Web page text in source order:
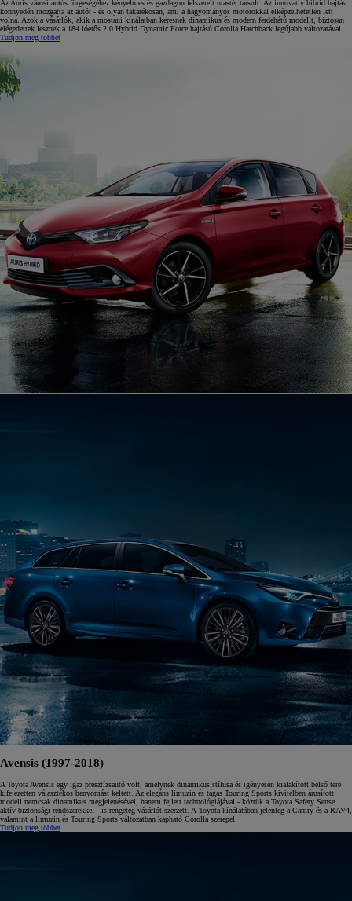
Az Auris városi autós fürgeségéhez kényelmes és gazdagon felszerelt utastér társult. Az innovatív hibrid hajtás
könnyedén mozgatta az autót - és olyan takarékosan, ami a hagyományos motorokkal elképzelhetetlen lett
volna. Azok a vásárlók, akik a mostani kínálatban keresnek dinamikus és modern ferdehátú modellt, biztosan
elégedettek lesznek a 184 lóerős 2.0 Hybrid Dynamic Force hajtású Corolla Hatchback legújabb változatával.
Tudjon meg többet
Avensis (1997-2018)
A Toyota Avensis egy igaz presztízsautó volt, amelynek dinamikus stílusa és igényesen kialakított belső tere
kifejezetten választékos benyomást keltett. Az elegáns limuzin és tágas Touring Sports kivitelben árusított
modell nemcsak dinamikus megjelenésével, hanem fejlett technológiájával - köztük a Toyota Safety Sense
aktív biztonsági rendszerekkel - is rengeteg vásárlót szerzett. A Toyota kínálatában jelenleg a Camry és a RAV4,
valamint a limuzin és Touring Sports változatban kapható Corolla szerepel.
Tudjon meg többet